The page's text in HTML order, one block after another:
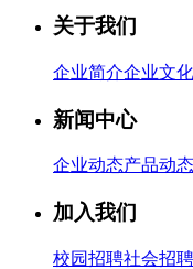
关于我们
企业简介企业文化
新闻中心
企业动态产品动态
加入我们
校园招聘社会招聘